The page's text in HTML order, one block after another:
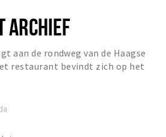
ARCHIEF
aan de rondweg van de Haagse
restaurant bevindt zich op het